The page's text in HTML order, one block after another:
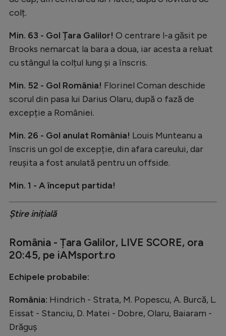
colț.
Min. 63 - Gol Țara Galilor! O centrare l-a găsit pe
Brooks nemarcat la bara a doua, iar acesta a reluat
cu stângul la colțul lung și a înscris.
Min. 52 - Gol România! Florinel Coman deschide
scorul din pasa lui Darius Olaru, după o fază de
excepție a României.
Min. 26 - Gol anulat România! Louis Munteanu a
înscris un gol de excepție, din afara careului, dar
reușita a fost anulată pentru un offside.
Min. 1 - A început partida!
Știre inițială
România - Țara Galilor, LIVE SCORE, ora
20:45, pe iAMsport.ro
Echipele probabile:
România: Hindrich - Strata, M. Popescu, A. Burcă, L.
Eissat - Stanciu, D. Matei - Dobre, Olaru, Baiaram -
Drăguș